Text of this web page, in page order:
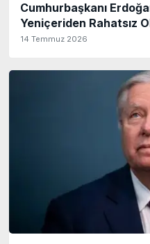
Cumhurbaşkanı
Yeniçeriden Rahatsız
14 Temmuz 2026